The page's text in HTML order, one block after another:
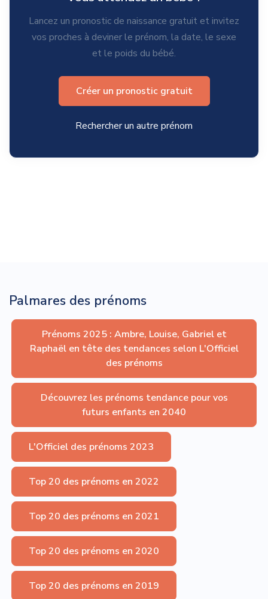
Lancez un pronostic de naissance gratuit et invitez
vos proches à deviner le prénom, la date, le sexe
et le poids du bébé.
Créer un pronostic gratuit
Rechercher un autre prénom
Palmares des prénoms
Prénoms 2025 : Ambre, Louise, Gabriel et
Raphaël en tête des tendances selon L'Officiel
des prénoms
Découvrez les prénoms tendance pour vos
futurs enfants en 2040
L'Officiel des prénoms 2023
Top 20 des prénoms en 2022
Top 20 des prénoms en 2021
Top 20 des prénoms en 2020
Top 20 des prénoms en 2019